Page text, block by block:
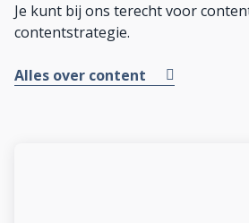
Je kunt bij ons terecht voor
contentstrategie.
Alles over content